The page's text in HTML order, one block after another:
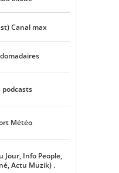
Canal max
podcasts
Météo
Jour, Info People,
Actu Muzik) .